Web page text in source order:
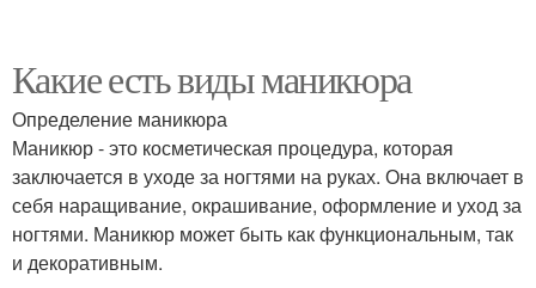
Какие есть виды маникюра
Определение маникюра
Маникюр - это косметическая процедура, которая
заключается в уходе за ногтями на руках. Она включает в
себя наращивание, окрашивание, оформление и уход за
ногтями. Маникюр может быть как функциональным, так
и декоративным.